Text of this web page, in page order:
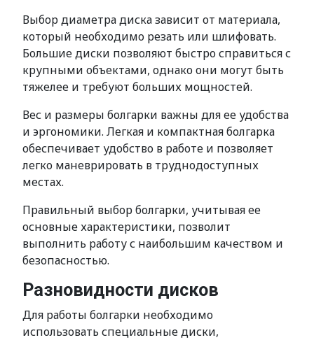
Выбор диаметра диска зависит от материала,
который необходимо резать или шлифовать.
Большие диски позволяют быстро справиться с
крупными объектами, однако они могут быть
тяжелее и требуют больших мощностей.
Вес и размеры болгарки важны для ее удобства
и эргономики. Легкая и компактная болгарка
обеспечивает удобство в работе и позволяет
легко маневрировать в труднодоступных
местах.
Правильный выбор болгарки, учитывая ее
основные характеристики, позволит
выполнить работу с наибольшим качеством и
безопасностью.
Разновидности дисков
Для работы болгарки необходимо
использовать специальные диски,